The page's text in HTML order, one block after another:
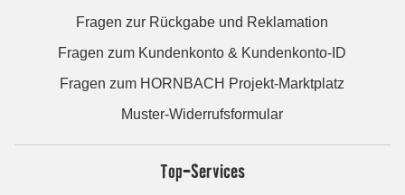
Fragen zur Rückgabe und Reklamation
Fragen zum Kundenkonto & Kundenkonto-ID
Fragen zum HORNBACH Projekt-Marktplatz
Muster-Widerrufsformular
Top-Services